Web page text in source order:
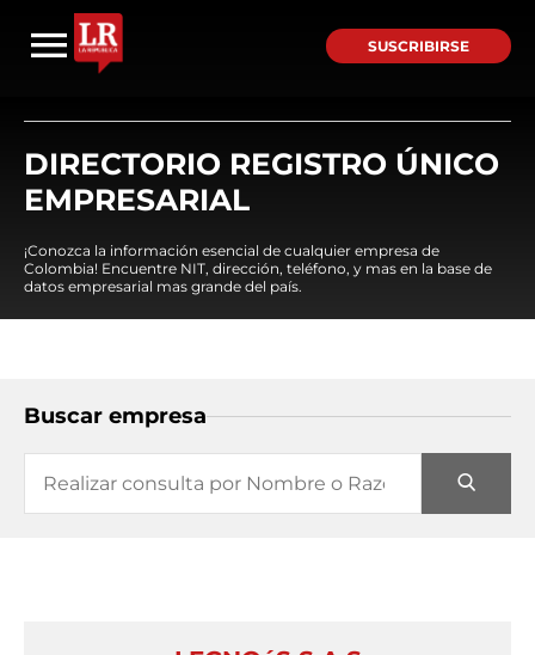
SUSCRIBIRSE
DIRECTORIO REGISTRO ÚNICO
EMPRESARIAL
¡Conozca la información esencial de cualquier empresa de
Colombia! Encuentre NIT, dirección, teléfono, y mas en la base de
datos empresarial mas grande del país.
Buscar empresa